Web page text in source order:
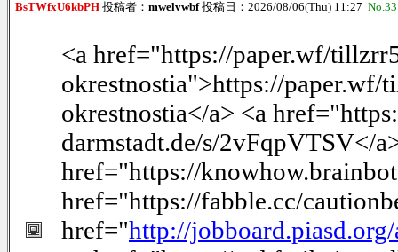
BsTWfxU6kbPH 投稿者： mwelvwbf投稿日：2026/08/06(Thu) 11:27
<a href="https://paper.wf/
okrestnostia">https://
okrestnostia</a> <a
darmstadt.de/s/2vFqpVTSV</
href="https://
href="https://fabble.cc/
href="http://